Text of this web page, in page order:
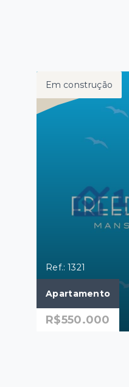
Em construção
Ref.: 1321
Apartamento
R$550.000